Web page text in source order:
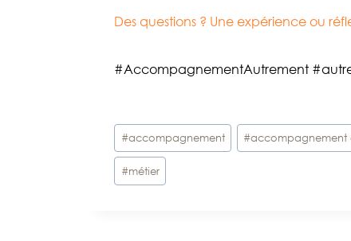
Des questions ? Une expérience ou
#AccompagnementAutrement
Étiquettes
de
la
#accompagnement #accompagnement
#métier